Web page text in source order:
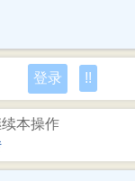
登录 !!
本操作